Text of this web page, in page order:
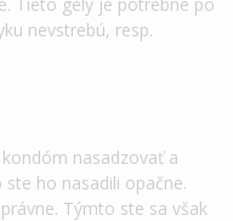
nevstrebú, resp.
nasadzovať a
ho nasadili opačne.
Týmto ste sa však